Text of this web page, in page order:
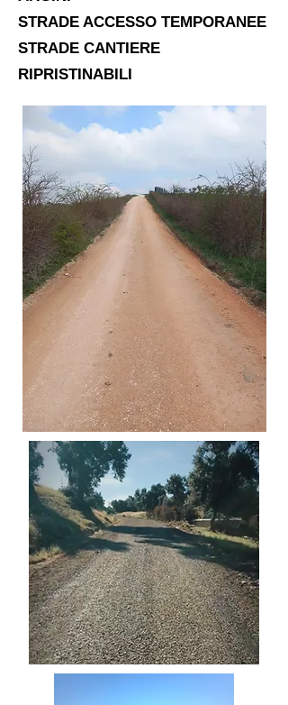
STRADE ACCESSO TEMPORANEE
STRADE CANTIERE
RIPRISTINABILI